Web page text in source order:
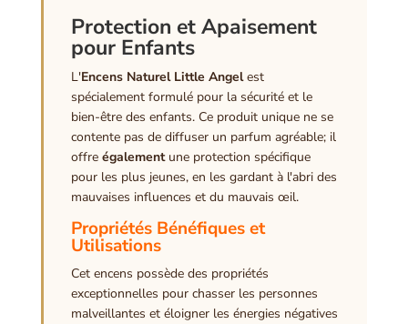
Protection et Apaisement
pour Enfants
L'Encens Naturel Little Angelest
spécialement formulé pour la sécurité et le
bien-être des enfants. Ce produit unique ne se
contente pas de diffuser un parfum agréable; il
offre égalementune protection spécifique
pour les plus jeunes, en les gardant à l'abri des
mauvaises influences et du mauvais œil.
Propriétés Bénéfiques et
Utilisations
Cet encens possède des propriétés
exceptionnelles pour chasser les personnes
malveillantes et éloigner les énergies négatives